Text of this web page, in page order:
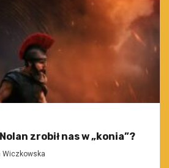
zrobił nas w „konia”?
Wiczkowska